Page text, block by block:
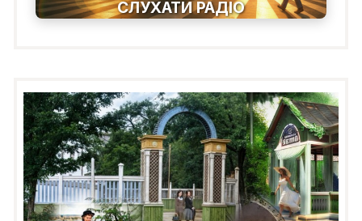
СЛУХАТИ РАДІО